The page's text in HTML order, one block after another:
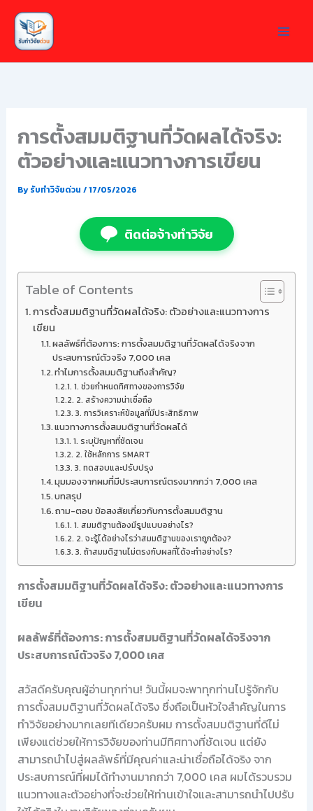
Skip
content
การตั้งสมมติฐานที่วัดผลได้จริง:
ตัวอย่างและแนวทางการเขียน
Byรับทำวิจัยด่วน /17/05/2026
ติดต่อจ้างทำวิจัย
Table of Contents
การตั้งสมมติฐานที่วัดผลได้จริง: ตัวอย่างและแนวทางการ
เขียน
ผลลัพธ์ที่ต้องการ: การตั้งสมมติฐานที่วัดผลได้จริงจาก
ประสบการณ์ตัวจริง 7,000 เคส
ทำไมการตั้งสมมติฐานถึงสำคัญ?
1. ช่วยกำหนดทิศทางของการวิจัย
2. สร้างความน่าเชื่อถือ
3. การวิเคราะห์ข้อมูลที่มีประสิทธิภาพ
แนวทางการตั้งสมมติฐานที่วัดผลได้
1. ระบุปัญหาที่ชัดเจน
2. ใช้หลักการ SMART
3. ทดสอบและปรับปรุง
มุมมองจากผมที่มีประสบการณ์ตรงมากกว่า 7,000 เคส
บทสรุป
ถาม-ตอบ ข้อสงสัยเกี่ยวกับการตั้งสมมติฐาน
1. สมมติฐานต้องมีรูปแบบอย่างไร?
2. จะรู้ได้อย่างไรว่าสมมติฐานของเราถูกต้อง?
3. ถ้าสมมติฐานไม่ตรงกับผลที่ได้จะทำอย่างไร?
การตั้งสมมติฐานที่วัดผลได้จริง: ตัวอย่างและแนวทางการ
เขียน
ผลลัพธ์ที่ต้องการ: การตั้งสมมติฐานที่วัดผลได้จริงจาก
ประสบการณ์ตัวจริง 7,000 เคส
สวัสดีครับคุณผู้อ่านทุกท่าน! วันนี้ผมจะพาทุกท่านไปรู้จักกับ
การตั้งสมมติฐานที่วัดผลได้จริง ซึ่งถือเป็นหัวใจสำคัญในการ
ทำวิจัยอย่างมากเลยทีเดียวครับผม การตั้งสมมติฐานที่ดีไม่
เพียงแต่ช่วยให้การวิจัยของท่านมีทิศทางที่ชัดเจน แต่ยัง
สามารถนำไปสู่ผลลัพธ์ที่มีคุณค่าและน่าเชื่อถือได้จริง จาก
ประสบการณ์ที่ผมได้ทำงานมากกว่า 7,000 เคส ผมได้รวบรวม
แนวทางและตัวอย่างที่จะช่วยให้ท่านเข้าใจและสามารถนำไปปรับ